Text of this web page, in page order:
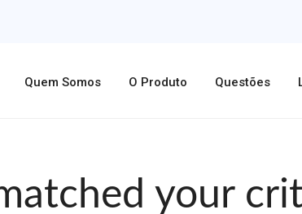
Quem Somos O Produto Questões
your